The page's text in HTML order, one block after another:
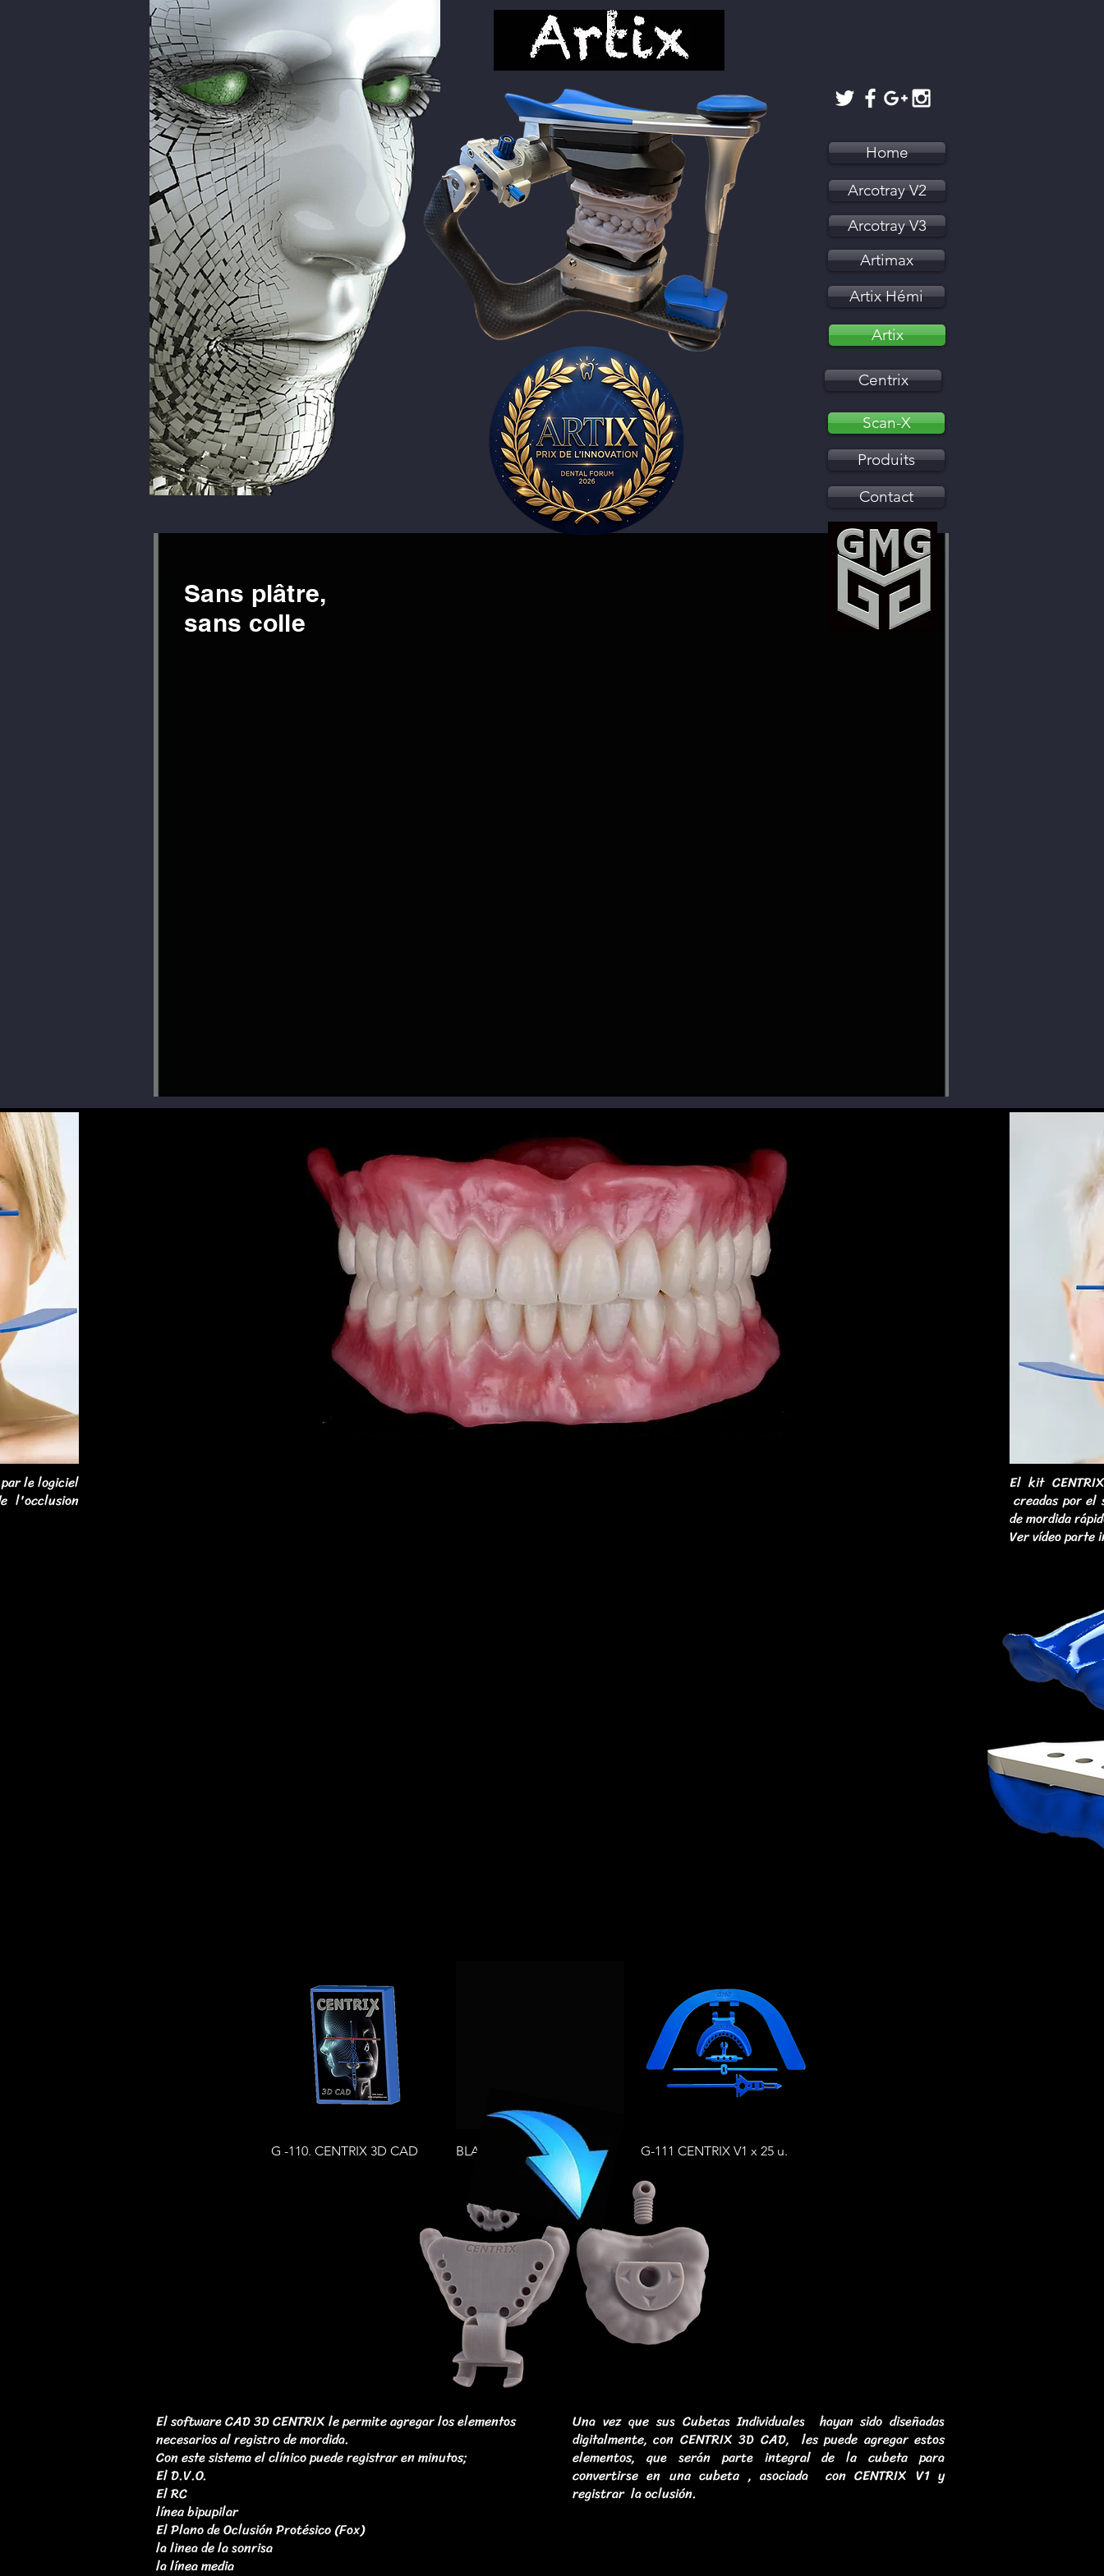
Home
Arcotray V2
Arcotray V3
Artimax
Artix
Artix Hémi
Scan-X
Centrix
Contact
Produits
Sans plâtre,
sans colle
le logiciel
l'occlusion
El kit
creadas por el
de mordida
Ver vídeoparte
Vista rápida
G -110. CENTRIX 3D CAD Vista rápida
BLACK Vista rápida
G-111 CENTRIX V1 x 25 u.
El software CAD 3D CENTRIX le permite agregar los elementos
necesarios al registro de mordida.
Con este sistema el clínico puede registrar en minutos;
El D.V.O.
El RC
línea bipupilar
El Plano de Oclusión Protésico (Fox)
la linea de la sonrisa
la línea media
Una vez que sus Cubetas Individuales hayan sido diseñadas
digitalmente, con CENTRIX 3D CAD, les puede agregar estos
elementos, que serán parte integral de la cubeta para
convertirse en una cubeta , asociada con CENTRIX V1 y
registrar la oclusión.